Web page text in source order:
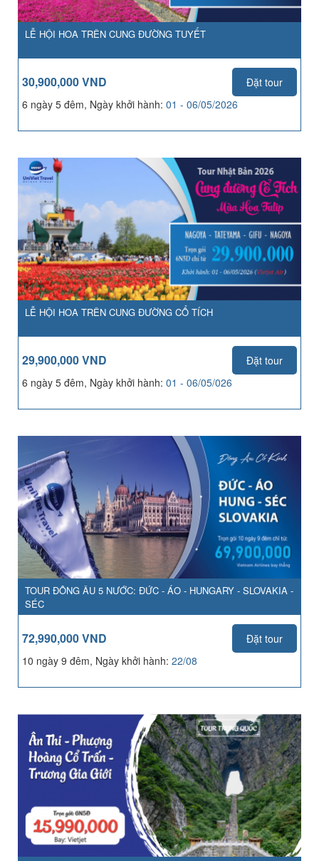
LỄ HỘI HOA TRÊN CUNG ĐƯỜNG TUYẾT
30,900,000 VND
Đặt tour
6 ngày 5 đêm, Ngày khởi hành: 01 - 06/05/2026
LỄ HỘI HOA TRÊN CUNG ĐƯỜNG CỔ TÍCH
29,900,000 VND
Đặt tour
6 ngày 5 đêm, Ngày khởi hành: 01 - 06/05/026
TOUR ĐÔNG ÂU 5 NƯỚC: ĐỨC - ÁO - HUNGARY - SLOVAKIA -
SÉC
72,990,000 VND
Đặt tour
10 ngày 9 đêm, Ngày khởi hành: 22/08